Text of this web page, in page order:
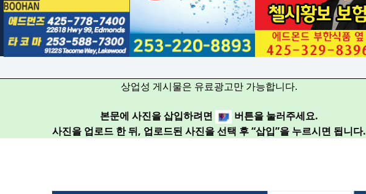
상업성 게시물은 유료광고만 가능합니다.
본문에 사진을 삽입하려면
버튼을 눌러주세요.
사진을 업로드 한 뒤, 업로드된 사진을 선택 후 “삽입”을 누르시면 됩니다.